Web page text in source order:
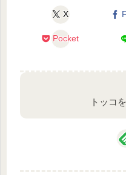
X
Pocket
トッコ